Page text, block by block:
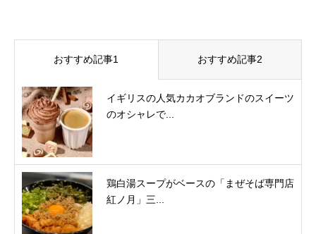
おすすめ記事1 おすすめ記事2
イギリスの人気カカオブランドのスイーツ
のオシャレで...
鶏白湯スープがベースの「まぜそば専門店
紅ノ月」三...